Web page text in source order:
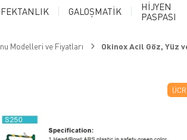
GALOŞMATİK
HİJYEN
PASPASI
Modelleri ve Fiyatları Okinox Acil Göz, Yüz